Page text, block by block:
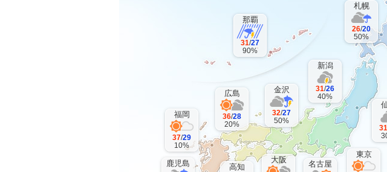
札幌
26/20
50%
31
東京
名古屋
新潟
31/26
40%
金沢
32/27
50%
大阪
広島
36/28
20%
高知
福岡
37/29
10%
鹿児島
那覇
31/27
90%